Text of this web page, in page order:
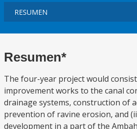
Resumen*
The four-year project would
improvement works to the canal
drainage systems, construction of
prevention of ravine erosion, and
development in a part of the